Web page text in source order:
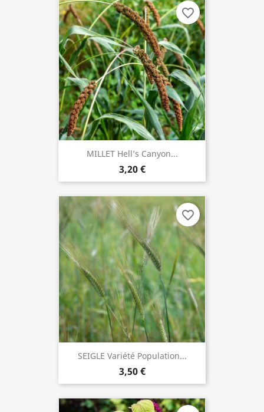
MILLET Hell’s Canyon...
3,20 €
favorite_border
SEIGLE Variété Population...
3,50 €
favorite_border